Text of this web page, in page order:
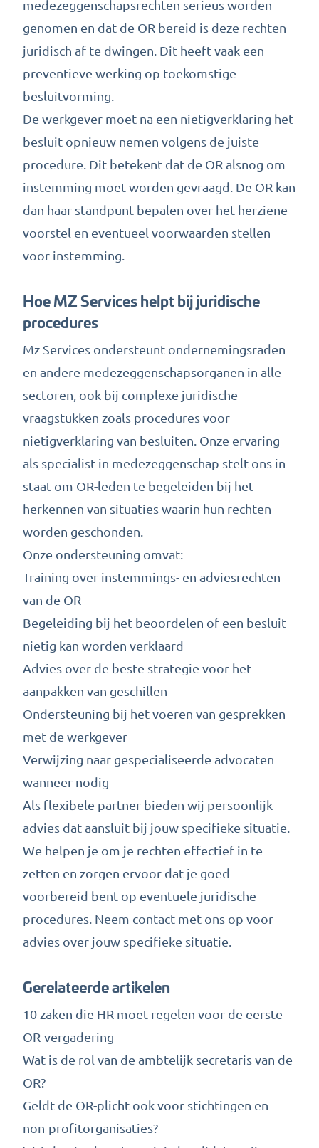
medezeggenschapsrechten serieus worden
genomen en dat de OR bereid is deze rechten
juridisch af te dwingen. Dit heeft vaak een
preventieve werking op toekomstige
besluitvorming.
De werkgever moet na een nietigverklaring het
besluit opnieuw nemen volgens de juiste
procedure. Dit betekent dat de OR alsnog om
instemming moet worden gevraagd. De OR kan
dan haar standpunt bepalen over het herziene
voorstel en eventueel voorwaarden stellen
voor instemming.
Hoe MZ Services helpt bij juridische
procedures
Mz Services ondersteunt ondernemingsraden
en andere medezeggenschapsorganen in alle
sectoren, ook bij complexe juridische
vraagstukken zoals procedures voor
nietigverklaring van besluiten. Onze ervaring
als specialist in medezeggenschap stelt ons in
staat om OR-leden te begeleiden bij het
herkennen van situaties waarin hun rechten
worden geschonden.
Onze ondersteuning omvat:
Training over instemmings- en adviesrechten
van de OR
Begeleiding bij het beoordelen of een besluit
nietig kan worden verklaard
Advies over de beste strategie voor het
aanpakken van geschillen
Ondersteuning bij het voeren van gesprekken
met de werkgever
Verwijzing naar gespecialiseerde advocaten
wanneer nodig
Als flexibele partner bieden wij persoonlijk
advies dat aansluit bij jouw specifieke situatie.
We helpen je om je rechten effectief in te
zetten en zorgen ervoor dat je goed
voorbereid bent op eventuele juridische
procedures. Neem contact met ons op voor
advies over jouw specifieke situatie.
Gerelateerde artikelen
10 zaken die HR moet regelen voor de eerste
OR-vergadering
Wat is de rol van de ambtelijk secretaris van de
OR?
Geldt de OR-plicht ook voor stichtingen en
non-profitorganisaties?